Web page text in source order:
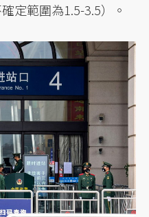
定範圍為1.5-3.5）。